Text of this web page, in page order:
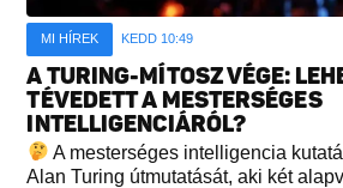
MI HÍREK KEDD 10:49
A TURING-MÍTOSZ VÉGE:
TÉVEDETT A MESTERSÉGES
INTELLIGENCIÁRÓL?
A mesterséges intelligencia
Alan Turing útmutatását, aki két